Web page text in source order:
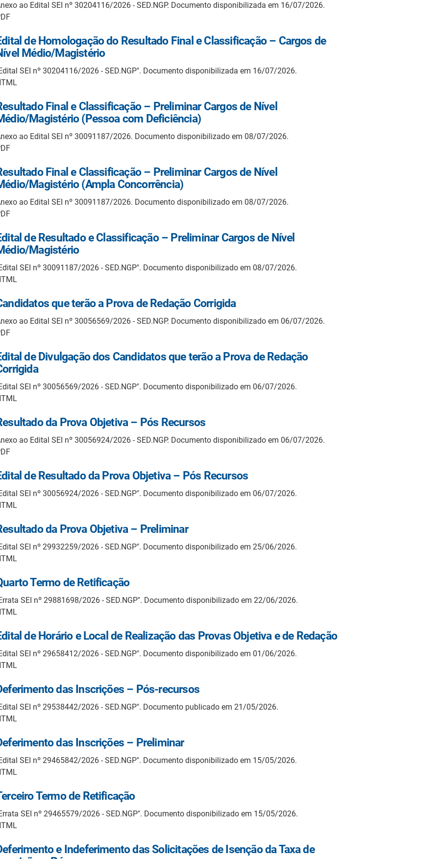
ao Edital SEI nº 30204116/2026 - SED.NGP. Documento disponibilizada em 16/07/2026.
de Homologação do Resultado Final e Classificação – Cargos de
Médio/Magistério
SEI nº 30204116/2026 - SED.NGP". Documento disponibilizada em 16/07/2026.
Final e Classificação – Preliminar Cargos de Nível
Magistério (Pessoa com Deficiência)
ao Edital SEI nº 30091187/2026. Documento disponibilizado em 08/07/2026.
Final e Classificação – Preliminar Cargos de Nível
Magistério (Ampla Concorrência)
ao Edital SEI nº 30091187/2026. Documento disponibilizado em 08/07/2026.
de Resultado e Classificação – Preliminar Cargos de Nível
Magistério
SEI nº 30091187/2026 - SED.NGP". Documento disponibilizado em 08/07/2026.
que terão a Prova de Redação Corrigida
ao Edital SEI nº 30056569/2026 - SED.NGP. Documento disponibilizado em 06/07/2026.
de Divulgação dos Candidatos que terão a Prova de Redação
SEI nº 30056569/2026 - SED.NGP". Documento disponibilizado em 06/07/2026.
da Prova Objetiva – Pós Recursos
ao Edital SEI nº 30056924/2026 - SED.NGP. Documento disponibilizado em 06/07/2026.
de Resultado da Prova Objetiva – Pós Recursos
SEI nº 30056924/2026 - SED.NGP". Documento disponibilizado em 06/07/2026.
da Prova Objetiva – Preliminar
SEI nº 29932259/2026 - SED.NGP". Documento disponibilizado em 25/06/2026.
Termo de Retificação
SEI nº 29881698/2026 - SED.NGP". Documento disponibilizado em 22/06/2026.
de Horário e Local de Realização das Provas Objetiva e de Redação
SEI nº 29658412/2026 - SED.NGP". Documento disponibilizado em 01/06/2026.
das Inscrições – Pós-recursos
SEI nº 29538442/2026 - SED.NGP". Documento publicado em 21/05/2026.
das Inscrições – Preliminar
SEI nº 29465842/2026 - SED.NGP". Documento disponibilizado em 15/05/2026.
Termo de Retificação
SEI nº 29465579/2026 - SED.NGP". Documento disponibilizado em 15/05/2026.
e Indeferimento das Solicitações de Isenção da Taxa de